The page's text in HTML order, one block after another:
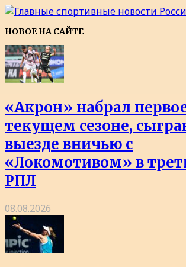
НОВОЕ НА САЙТЕ
«Акрон» набрал
текущем сезоне,
выезде вничью с
«Локомотивом» в
РПЛ
08.08.2026